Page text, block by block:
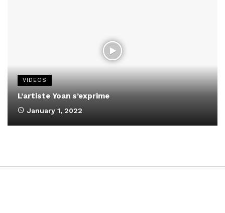
VIDEOS
L’artiste Yoan s’exprime
January 1, 2022